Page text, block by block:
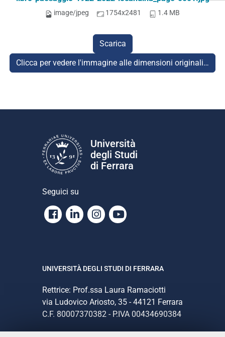
image/jpeg 1754x2481 1.4 MB
Scarica
Clicca per vedere l'immagine alle dimensioni originali…
Università
degli Studi
di Ferrara
Seguici su
Facebook
LinkedinInstagram
Youtube
UNIVERSITÀ DEGLI STUDI DI FERRARA
Rettrice: Prof.ssa Laura Ramaciotti
via Ludovico Ariosto, 35 - 44121 Ferrara
C.F. 80007370382 - P.IVA 00434690384